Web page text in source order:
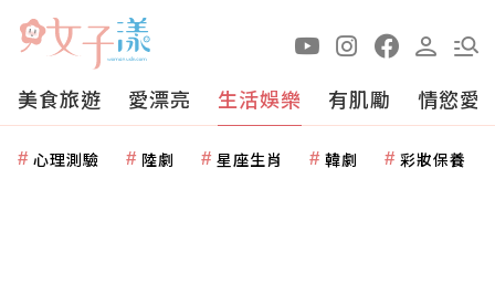
美食旅遊 愛漂亮 生活娛樂 有肌勵 情慾愛
心理測驗 陸劇 星座生肖 韓劇 彩妝保養